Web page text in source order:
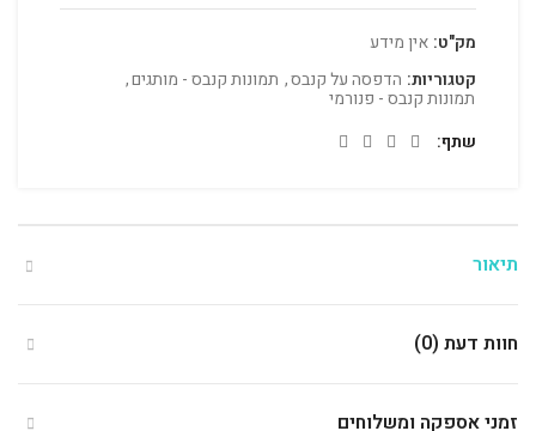
מק"ט: אין מידע
קטגוריות: הדפסה על קנבס, תמונות קנבס - מותגים,
תמונות קנבס - פנורמי
שתף
תיאור
חוות דעת (0)
זמני אספקה ומשלוחים